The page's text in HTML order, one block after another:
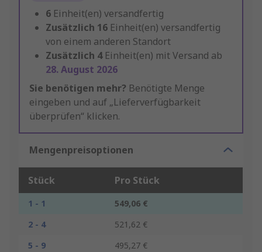
6 Einheit(en) versandfertig
Zusätzlich 16 Einheit(en) versandfertig
von einem anderen Standort
Zusätzlich 4 Einheit(en) mit Versand ab
28. August 2026
Sie benötigen mehr? Benötigte Menge
eingeben und auf „Lieferverfügbarkeit
überprüfen“ klicken.
Mengenpreisoptionen
Stück Pro Stück
1 - 1
549,06 €
2 - 4
521,62 €
5 - 9
495,27 €